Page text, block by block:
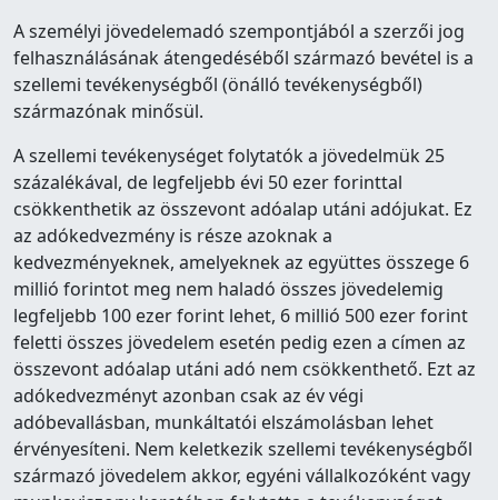
A személyi jövedelemadó szempontjából a szerzői jog
felhasználásának átengedéséből származó bevétel is a
szellemi tevékenységből (önálló tevékenységből)
származónak minősül.
A szellemi tevékenységet folytatók a jövedelmük 25
százalékával, de legfeljebb évi 50 ezer forinttal
csökkenthetik az összevont adóalap utáni adójukat. Ez
az adókedvezmény is része azoknak a
kedvezményeknek, amelyeknek az együttes összege 6
millió forintot meg nem haladó összes jövedelemig
legfeljebb 100 ezer forint lehet, 6 millió 500 ezer forint
feletti összes jövedelem esetén pedig ezen a címen az
összevont adóalap utáni adó nem csökkenthető. Ezt az
adókedvezményt azonban csak az év végi
adóbevallásban, munkáltatói elszámolásban lehet
érvényesíteni. Nem keletkezik szellemi tevékenységből
származó jövedelem akkor, egyéni vállalkozóként vagy